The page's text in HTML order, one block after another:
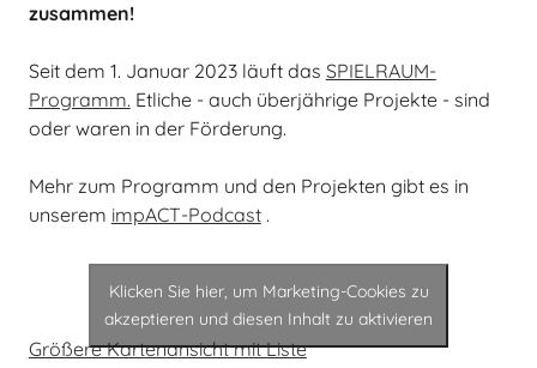
zusammen!
Seit dem 1. Januar 2023 läuft das SPIELRAUM-
Programm. Etliche - auch überjährige Projekte - sind
oder waren in der Förderung.
Mehr zum Programm und den Projekten gibt es in
unserem impACT-Podcast.
Klicken Sie hier, um Marketing-Cookies zu
akzeptieren und diesen Inhalt zu aktivieren
Größere Kartenansicht mit Liste